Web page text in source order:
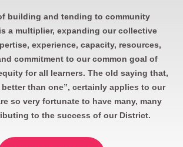
building and tending to community
a multiplier, expanding our collective
experience, capacity, resources,
commitment to our common goal of
for all learners. The old saying that,
better than one”, certainly applies to our
so very fortunate to have many, many
to the success of our District.